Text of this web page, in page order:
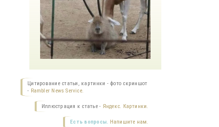
Цитирование статьи, картинки - фото скриншот
- Rambler News Service.
Иллюстрация к статье - Яндекс. Картинки.
Есть вопросы. Напишите нам.